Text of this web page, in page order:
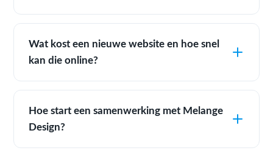
Wat kost een nieuwe website en hoe snel
kan die online?
Hoe start een samenwerking met Melange
Design?